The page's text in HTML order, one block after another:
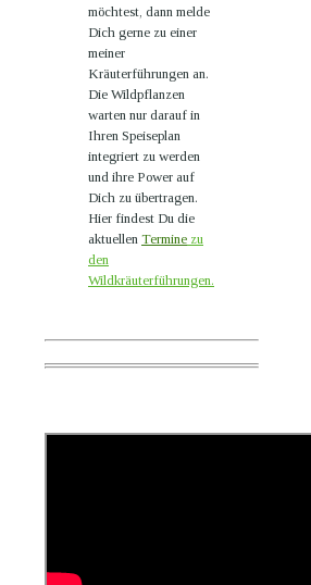
möchtest, dann melde
Dich gerne zu einer
meiner
Kräuterführungen an.
Die Wildpflanzen
warten nur darauf in
Ihren Speiseplan
integriert zu werden
und ihre Power auf
Dich zu übertragen.
Hier findest Du die
aktuellen Termine zu
den
Wildkräuterführungen.